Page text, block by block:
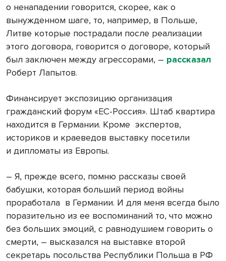
о ненападении говорится, скорее, как о
вынужденном шаге, то, например, в Польше,
Литве которые пострадали после реализации
этого договора, говорится о договоре, который
был заключен между агрессорами, – рассказал
Роберт Лапытов.
Финансирует экспозицию организация
гражданский форум «ЕС-Россия». Штаб квартира
находится в Германии. Кроме экспертов,
историков и краеведов выставку посетили
и дипломаты из Европы.
– Я, прежде всего, помню рассказы своей
бабушки, которая больший период войны
проработала в Германии. И для меня всегда было
поразительно из ее воспоминаний то, что можно
без больших эмоций, с равнодушием говорить о
смерти, – высказался на выставке второй
секретарь посольства Республики Польша в РФ